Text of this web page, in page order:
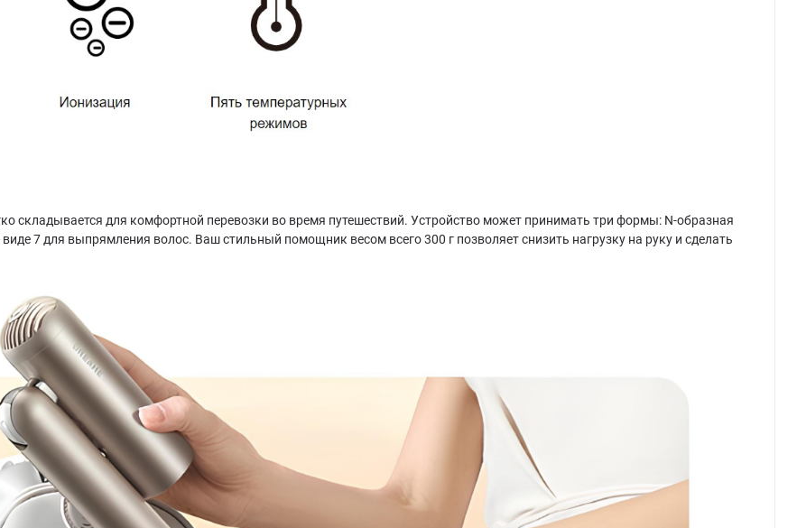
складывается для комфортной перевозки во время путешествий. Устройство может принимать три формы: N-образная
7 для выпрямления волос. Ваш стильный помощник весом всего 300 г позволяет снизить нагрузку на руку и сделать